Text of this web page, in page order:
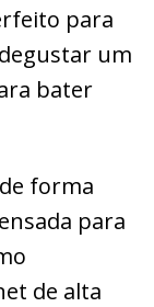
para
um
bater
forma
para
de alta